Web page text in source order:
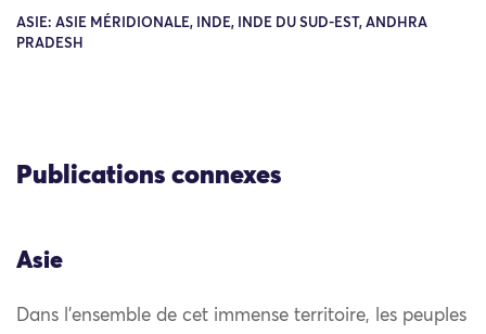
ASIE: ASIE MÉRIDIONALE, INDE, INDE DU SUD-EST, ANDHRA
PRADESH
Publications connexes
Asie
Dans l’ensemble de cet immense territoire, les peuples